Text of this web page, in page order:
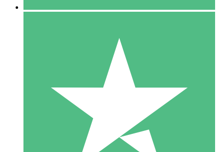
10 Downloads
20 00